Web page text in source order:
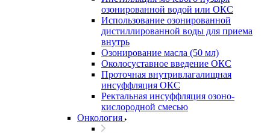
озонированной водой или ОКС
Использование озонированной
дистиллированной воды для приема
внутрь
Озонирование масла (50 мл)
Околосуставное введение ОКС
Проточная внутривлагалищная
инсуффляция ОКС
Ректальная инсуффляция озоно-
кислородной смесью
Онкология